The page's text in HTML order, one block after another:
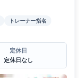
トレーナー指名
定休日
定休日なし